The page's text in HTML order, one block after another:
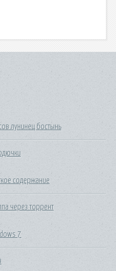
лунинец бостынь
содержание
через торрент
7